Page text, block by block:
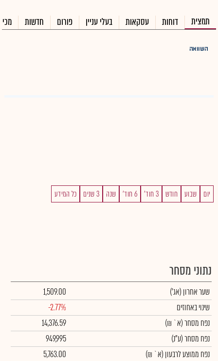
תמצית דוחות עסקאות בעלי עניין פורום חדשות
השוואה
יום שבוע חודש 3 חוד' 6 חוד' שנה 3 שנים כל המידע
נתוני מסחר
שער אחרון (אג')
1,509.00
שינוי באחוזים
-2.77%
נפח מסחר(א` ₪)
14,376.59
נפח מסחר(ע"נ)
949,995
נפח ממוצע לרבעון (א` ₪)
5,763.00